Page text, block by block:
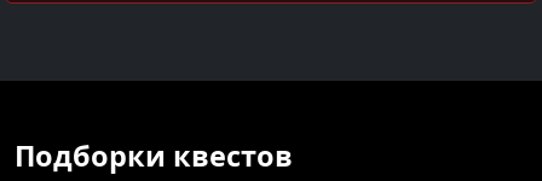
Подборки квестов